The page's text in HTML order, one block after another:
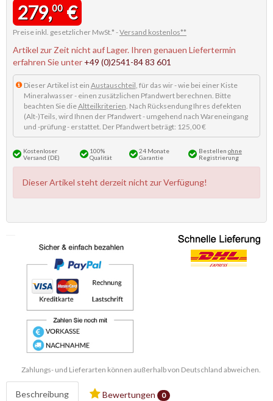
279,00€
Preise inkl. gesetzlicher MwSt.* -Versand kostenlos**
Artikel zur Zeit nicht auf Lager. Ihren genauen Liefertermin
erfahren Sie unter +49 (0)2541-84 83 601
Dieser Artikel ist ein Austauschteil, für das wir - wie bei einer Kiste
Mineralwasser - einen zusätzlichen Pfandwert berechnen. Bitte
beachten Sie dieAltteilkriterien. Nach Rücksendung Ihres defekten
(Alt-)Teils, wird Ihnen der Pfandwert - umgehend nach Wareneingang
und -prüfung - erstattet. Der Pfandwert beträgt: 125,00 €
Kostenloser
Versand (DE)
100%
Qualität
24 Monate
Garantie
Bestellen ohne
Registrierung
Dieser Artikel steht derzeit nicht zur Verfügung!
Zahlungs- und Lieferarten können außerhalb von Deutschland abweichen.
Beschreibung Bewertungen 0